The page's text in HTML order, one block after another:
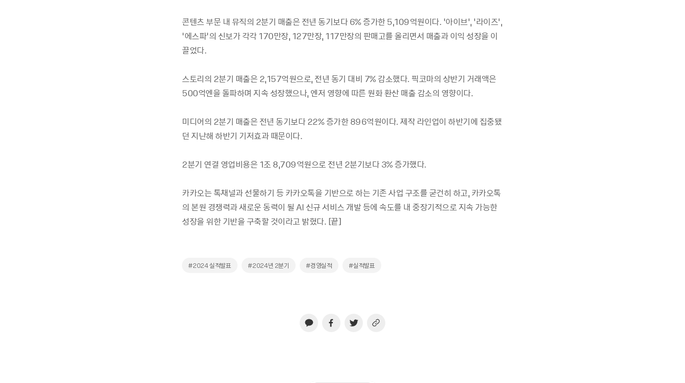
콘텐츠 부문 내 뮤직의 2분기 매출은 전년 동기보다 6% 증가한 5,109억원이다. ‘아이브’, ‘라이즈’,
‘에스파’의 신보가 각각 170만장, 127만장, 117만장의 판매고를 올리면서 매출과 이익 성장을 이
끌었다.
스토리의 2분기 매출은 2,157억원으로, 전년 동기 대비 7% 감소했다. 픽코마의 상반기 거래액은
500억엔을 돌파하며 지속 성장했으나, 엔저 영향에 따른 원화 환산 매출 감소의 영향이다.
미디어의 2분기 매출은 전년 동기보다 22% 증가한 896억원이다. 제작 라인업이 하반기에 집중됐
던 지난해 하반기 기저효과 때문이다.
2분기 연결 영업비용은 1조 8,709억원으로 전년 2분기보다 3% 증가했다.
카카오는 톡채널과 선물하기 등 카카오톡을 기반으로 하는 기존 사업 구조를 굳건히 하고, 카카오톡
의 본원 경쟁력과 새로운 동력이 될 AI 신규 서비스 개발 등에 속도를 내 중장기적으로 지속 가능한
성장을 위한 기반을 구축할 것이라고 밝혔다. [끝]
#2024 실적발표 #2024년 2분기 #경영실적 #실적발표